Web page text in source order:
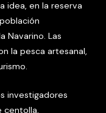
idea, en la reserva
Navarino. Las
la pesca artesanal,
investigadores
centolla,